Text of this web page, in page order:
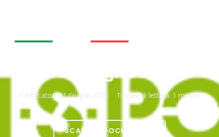
– 21 giugno 2016
Pubblicato il21 Giugno 2016 Tempo di lettura: 1 minute
SCARICA DOCUMENTO